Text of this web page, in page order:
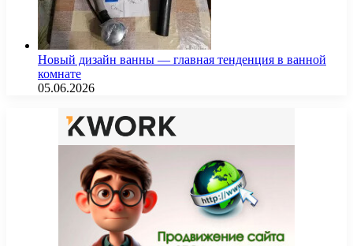
Новый дизайн ванны — главная тенденция в ванной
комнате
05.06.2026